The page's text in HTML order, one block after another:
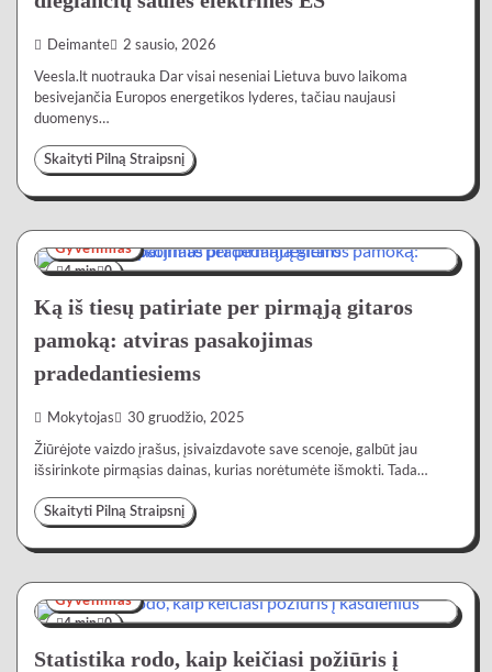
Deimante 2 sausio, 2026
Veesla.lt nuotrauka Dar visai neseniai Lietuva buvo laikoma
besivejančia Europos energetikos lyderes, tačiau naujausi
duomenys…
Skaityti Pilną Straipsnį
4 min 0
Gyvenimas
Ką iš tiesų patiriate per pirmąją gitaros
pamoką: atviras pasakojimas
pradedantiesiems
Mokytojas 30 gruodžio, 2025
Žiūrėjote vaizdo įrašus, įsivaizdavote save scenoje, galbūt jau
išsirinkote pirmąsias dainas, kurias norėtumėte išmokti. Tada…
Skaityti Pilną Straipsnį
4 min 0
Gyvenimas
Statistika rodo, kaip keičiasi požiūris į